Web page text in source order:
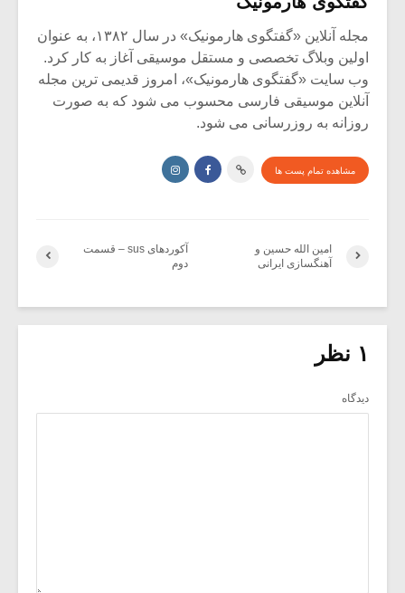
مجله آنلاین «گفتگوی هارمونیک» در سال ۱۳۸۲، به عنوان
اولین وبلاگ تخصصی و مستقل موسیقی آغاز به کار کرد.
وب سایت «گفتگوی هارمونیک»، امروز قدیمی ترین مجله
آنلاین موسیقی فارسی محسوب می شود که به صورت
روزانه به روزرسانی می شود.
مشاهده تمام پست ها
آکوردهای sus – قسمت
دوم
امین الله حسین و
آهنگسازی ایرانی
۱ نظر
دیدگاه